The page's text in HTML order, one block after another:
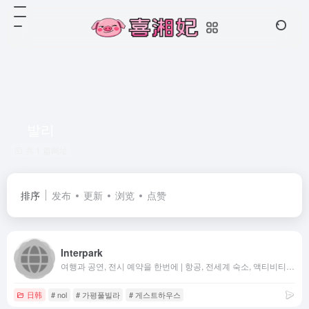
排序 发布 更新 浏览 点赞
Interpark
日韩 # nol # 가평풀빌라 # 게스트하우스